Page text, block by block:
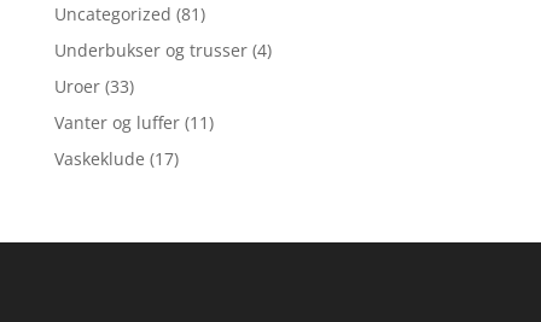
Uncategorized (81)
Underbukser og trusser (4)
Uroer (33)
Vanter og luffer (11)
Vaskeklude (17)